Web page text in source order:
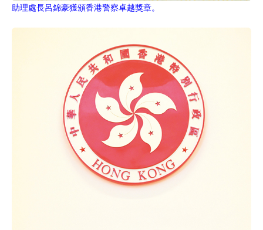
助理處長呂錦豪獲頒香港警察卓越獎章。